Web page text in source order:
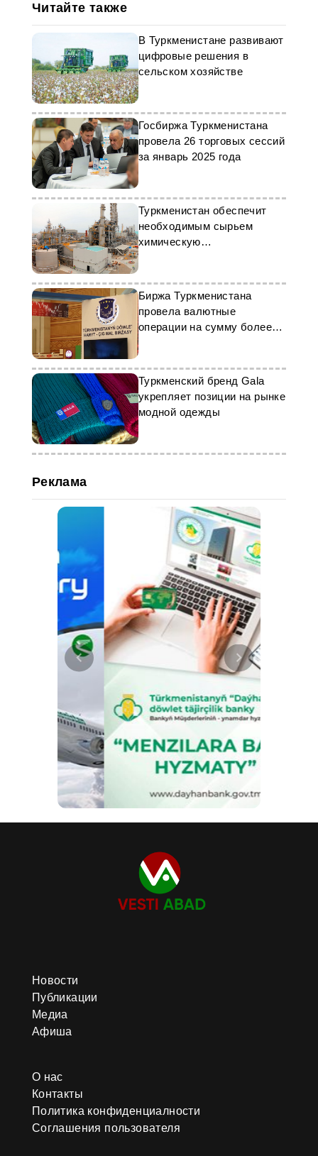
Читайте также
В Туркменистане развивают
цифровые решения в
сельском хозяйстве
Госбиржа Туркменистана
провела 26 торговых сессий
за январь 2025 года
Туркменистан обеспечит
необходимым сырьем
химическую
промышленность страны
Биржа Туркменистана
провела валютные
операции на сумму более
$15 млн
Туркменский бренд Gala
укрепляет позиции на рынке
модной одежды
Реклама
Новости
Публикации
Медиа
Афиша
О нас
Контакты
Политика конфиденциалности
Соглашения пользователя